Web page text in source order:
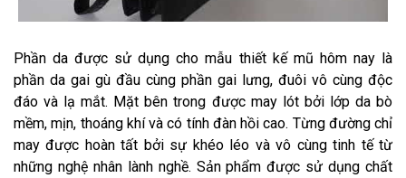
Phần da được sử dụng cho mẫu thiết kế mũ hôm nay là
phần da gai gù đầu cùng phần gai lưng, đuôi vô cùng độc
đáo và lạ mắt. Mặt bên trong được may lót bởi lớp da bò
mềm, mịn, thoáng khí và có tính đàn hồi cao. Từng đường chỉ
may được hoàn tất bởi sự khéo léo và vô cùng tinh tế từ
những nghệ nhân lành nghề. Sản phẩm được sử dụng chất